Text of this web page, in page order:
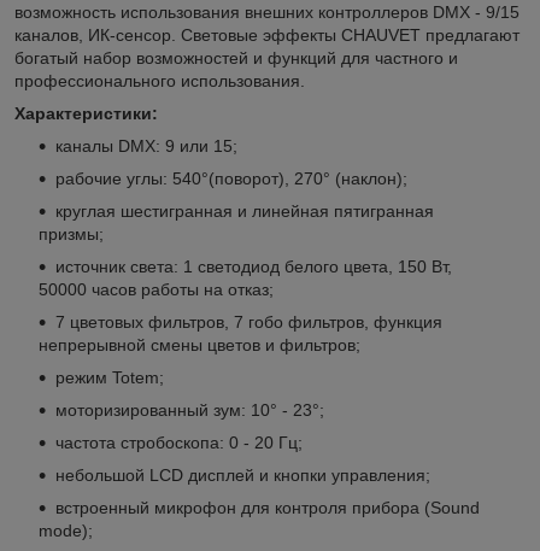
возможность использования внешних контроллеров DMX - 9/15
каналов, ИК-сенсор. Световые эффекты CHAUVET предлагают
богатый набор возможностей и функций для частного и
профессионального использования.
Характеристики:
каналы DMX: 9 или 15;
рабочие углы: 540°(поворот), 270° (наклон);
круглая шестигранная и линейная пятигранная
призмы;
источник света: 1 светодиод белого цвета, 150 Вт,
50000 часов работы на отказ;
7 цветовых фильтров, 7 гобо фильтров, функция
непрерывной смены цветов и фильтров;
режим Totem;
моторизированный зум: 10° - 23°;
частота стробоскопа: 0 - 20 Гц;
небольшой LCD дисплей и кнопки управления;
встроенный микрофон для контроля прибора (Sound
mode);